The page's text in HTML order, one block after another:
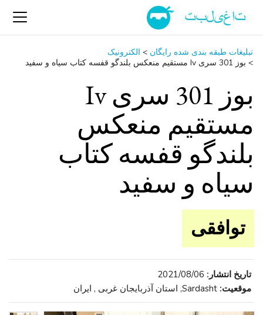
تبلیغات طبقه بندی شده رایگان > الکترونیک
> بوز 301 سری Iv مستقیم منعکس بلندگو قفسه کتاب سیاه و سفید
بوز 301 سری Iv
مستقیم منعکس
بلندگو قفسه کتاب
سیاه و سفید
توافقی
تاریخ انتشار: 2021/08/06
موقعیت: Sardasht, استان آذربایجان غربی , ایران